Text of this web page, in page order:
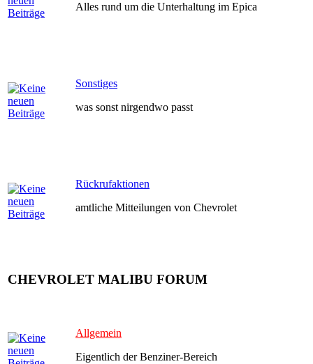
Alles rund um die Unterhaltung im Epica
Sonstiges
was sonst nirgendwo passt
Rückrufaktionen
amtliche Mitteilungen von Chevrolet
CHEVROLET MALIBU FORUM
Allgemein
Eigentlich der Benziner-Bereich